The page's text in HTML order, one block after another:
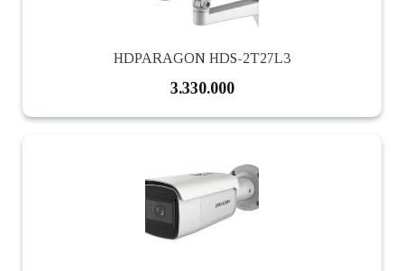
HDPARAGON HDS-2T27L3
3.330.000